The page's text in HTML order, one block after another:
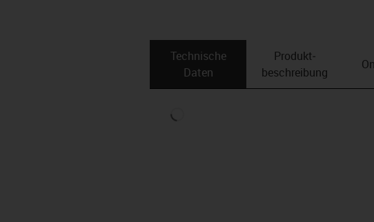
Technische
Daten
Produkt­
beschreibung